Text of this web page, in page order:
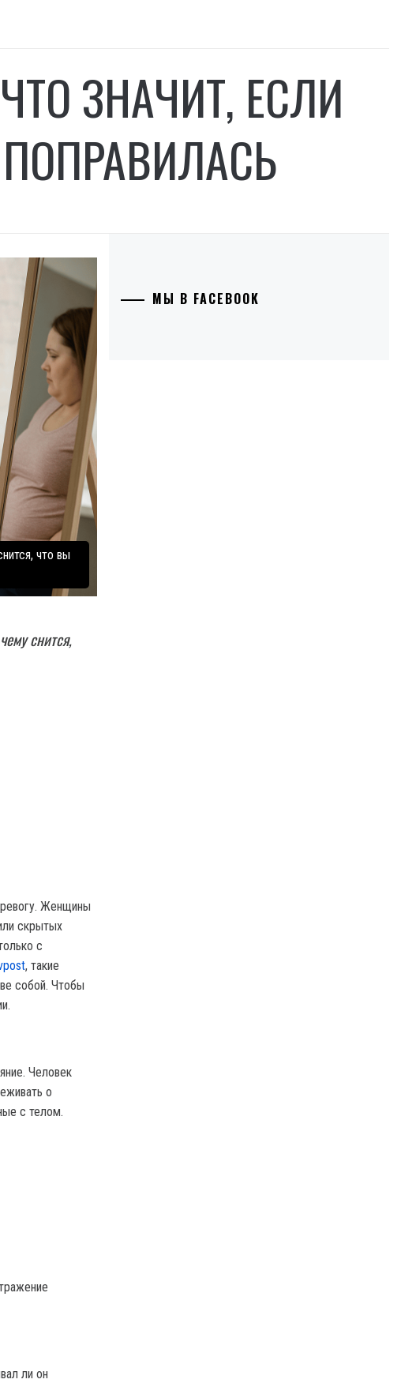
ЗНАЧИТ, ЕСЛИ
что вы
снится,
Женщины
скрытых
с
, такие
собой. Чтобы
Человек
о
с телом.
ли он
МЫ В FACEBOOK